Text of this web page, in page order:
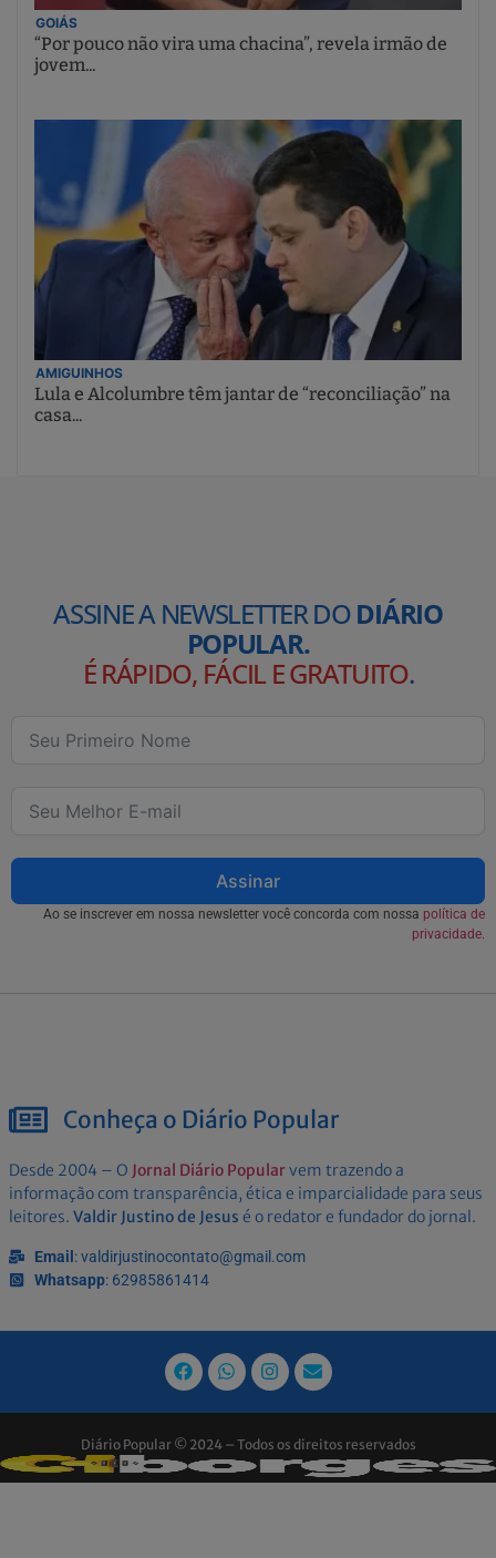
GOIÁS
“Por pouco não vira uma chacina”, revela irmão de
jovem...
AMIGUINHOS
Lula e Alcolumbre têm jantar de “reconciliação” na
casa...
ASSINE A NEWSLETTER DODIÁRIO
POPULAR.
É RÁPIDO, FÁCIL E GRATUITO.
Assinar
Ao se inscrever em nossa newsletter você concorda com nossa política de
privacidade.
Conheça o Diário Popular
Desde 2004 – O Jornal Diário Popularvem trazendo a
informação com transparência, ética e imparcialidade para seus
leitores. Valdir Justino de Jesus é o redator e fundador do jornal.
Email: valdirjustinocontato@gmail.com
Whatsapp: 62985861414
Diário Popular © 2024 – Todos os direitos reservados